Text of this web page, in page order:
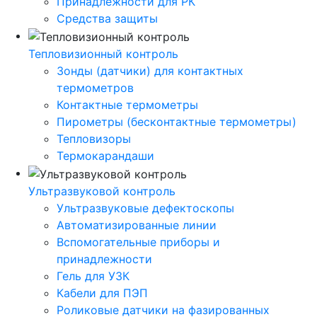
Средства защиты
Тепловизионный контроль
Зонды (датчики) для контактных
термометров
Контактные термометры
Пирометры (бесконтактные термометры)
Тепловизоры
Термокарандаши
Ультразвуковой контроль
Ультразвуковые дефектоскопы
Автоматизированные линии
Вспомогательные приборы и
принадлежности
Гель для УЗК
Кабели для ПЭП
Роликовые датчики на фазированных